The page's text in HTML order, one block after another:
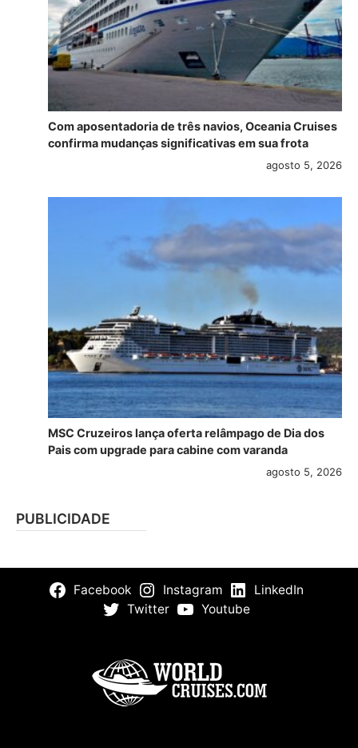
Com aposentadoria de três navios, Oceania Cruises
confirma mudanças significativas em sua frota
agosto 5, 2026
MSC Cruzeiros lança oferta relâmpago de Dia dos
Pais com upgrade para cabine com varanda
agosto 5, 2026
PUBLICIDADE
Facebook Instagram
LinkedIn
Twitter
Youtube